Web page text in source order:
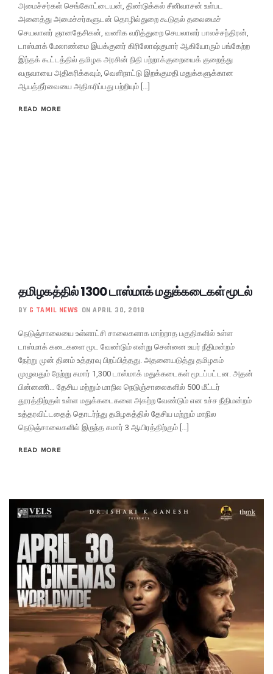
அமைச்சர்கள் செங்கோட்டையன், திண்டுக்கல் சீனிவாசன் உள்பட
அனைத்து அமைச்சர்களுடன் தொழில்துறை கூடுதல் தலைமைச்
செயலாளர் ஞானதேசிகன், வணிக வரித்துறை செயலாளர் பாலச்சந்திரன்,
டாஸ்மாக் மேலாண்மை இயக்குனர் கிரிலோஷ்குமார் ஆகியோரும் பங்கேற்ற
இந்தக் கூட்டத்தில் தமிழக அரசின் நிதி பற்றாக்குறையைக் குறைத்து
வருவாயை அதிகரிக்கவும், வெளிநாட்டு இறக்குமதி மதுக்களுக்கான
ஆயத்தீர்வையை அதிகரிப்பது பற்றியும் […]
READ MORE
தமிழகத்தில் 1300 டாஸ்மாக் மதுக்கடைகள் மூடல்
BY G TAMIL NEWS ON APRIL 30, 2018
நெடுஞ்சாலையை உள்ளாட்சி சாலைகளாக மாற்றாத பகுதிகளில் உள்ள
டாஸ்மாக் கடைகளை மூட வேண்டும் என்று சென்னை உயர் நீதிமன்றம்
நேற்று முன் தினம் உத்தரவு பிறப்பித்தது. அதனையடுத்து தமிழகம்
முழுவதும் நேற்று சுமார் 1,300 டாஸ்மாக் மதுக்கடைகள் மூடப்பட்டன. அதன்
பின்னணி… தேசிய மற்றும் மாநில நெடுஞ்சாலைகளில் 500 மீட்டர்
தூரத்திற்குள் உள்ள மதுக்கடைகளை அகற்ற வேண்டும் என உச்ச நீதிமன்றம்
உத்தரவிட்டதைத் தொடர்ந்து தமிழகத்தில் தேசிய மற்றும் மாநில
நெடுஞ்சாலைகளில் இருந்த சுமார் 3 ஆயிரத்திற்கும் […]
READ MORE